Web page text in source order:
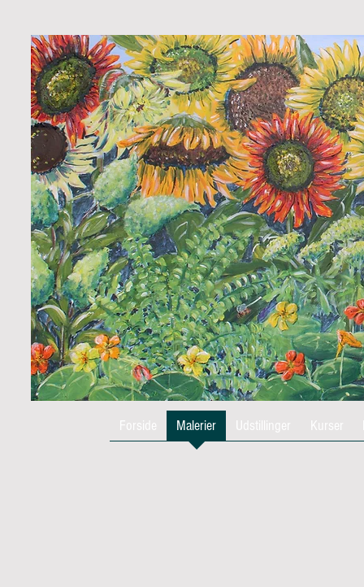
Forside Malerier Udstillinger Kurser